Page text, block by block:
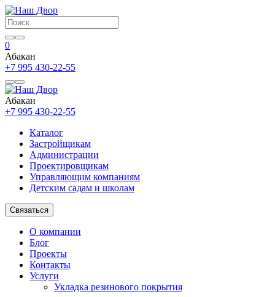
0
Абакан
+7 995 430-22-55
Абакан
+7 995 430-22-55
Каталог
Застройщикам
Администрации
Проектировщикам
Управляющим компаниям
Детским садам и школам
Связаться
О компании
Блог
Проекты
Контакты
Услуги
Укладка резинового покрытия